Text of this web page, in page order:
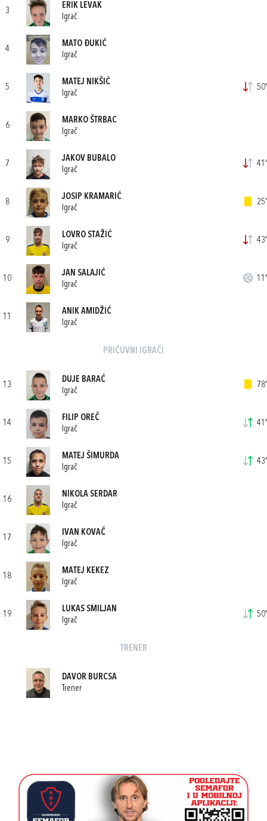
3
ERIK LEVAK
Igrač
4
MATO ĐUKIĆ
Igrač
5
MATEJ NIKŠIĆ
Igrač
50'
6
MARKO ŠTRBAC
Igrač
7
JAKOV BUBALO
Igrač
41'
8
JOSIP KRAMARIĆ
Igrač
25'
9
LOVRO STAŽIĆ
Igrač
43'
10
JAN SALAJIĆ
Igrač
11'
11
ANIK AMIDŽIĆ
Igrač
PRIČUVNI IGRAČI
13
DUJE BARAĆ
Igrač
78'
14
FILIP OREČ
Igrač
41'
15
MATEJ ŠIMURDA
Igrač
43'
16
NIKOLA SERDAR
Igrač
17
IVAN KOVAČ
Igrač
18
MATEJ KEKEZ
Igrač
19
LUKAS SMILJAN
Igrač
50'
TRENER
DAVOR BURCSA
Trener